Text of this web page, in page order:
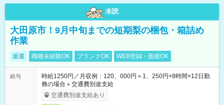
未読
大田原市！9月中旬までの短期梨の梱包・箱詰め
作業
派遣 職種未経験OK ブランクOK WEB登録・面接OK
給与
時給1250円／月収例：120、000円＝1、250円×8時間×12日勤
務の場合＋交通費別途支給
交通費別途支給あり